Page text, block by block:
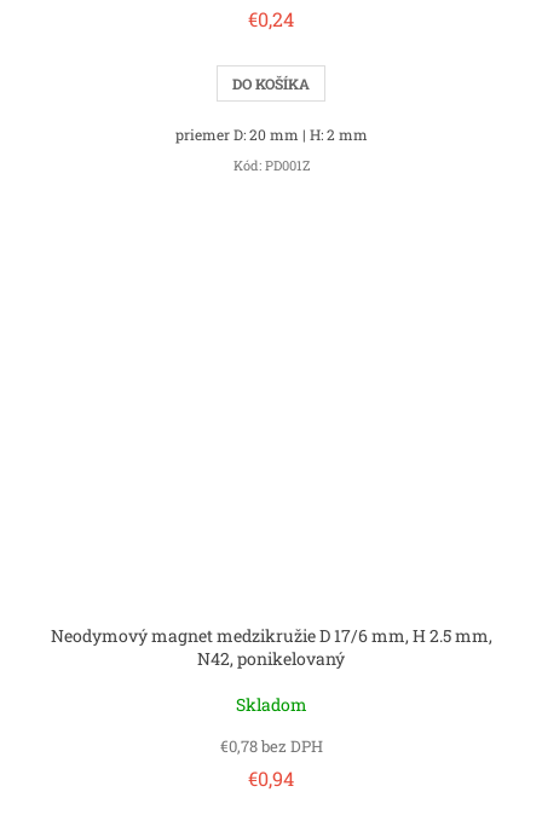
€0,24
DO KOŠÍKA
priemer D: 20 mm | H: 2 mm
Kód: PD001Z
Neodymový magnet medzikružie D 17/6 mm, H 2.5 mm,
N42, ponikelovaný
Skladom
€0,78 bez DPH
€0,94